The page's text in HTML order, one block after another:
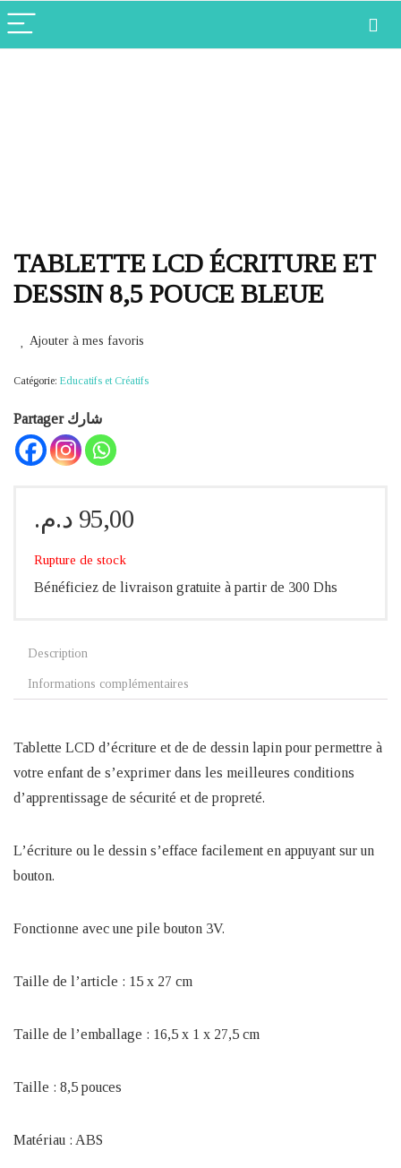
TABLETTE LCD ÉCRITURE ET
DESSIN 8,5 POUCE BLEUE
Ajouter à mes favoris
Catégorie: Educatifs et Créatifs
Partager شارك
95,00 د.م.
Rupture de stock
Bénéficiez de livraison gratuite à partir de 300 Dhs
Description
Informations complémentaires
Tablette LCD d’écriture et de de dessin lapin pour permettre à
votre enfant de s’exprimer dans les meilleures conditions
d’apprentissage de sécurité et de propreté.
L’écriture ou le dessin s’efface facilement en appuyant sur un
bouton.
Fonctionne avec une pile bouton 3V.
Taille de l’article : 15 x 27 cm
Taille de l’emballage : 16,5 x 1 x 27,5 cm
Taille : 8,5 pouces
Matériau : ABS